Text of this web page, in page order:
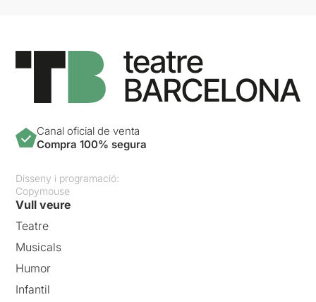
Canal oficial de venta
Compra 100% segura
Disseny i programació:
Copymouse
Vull veure
Teatre
Musicals
Humor
Infantil